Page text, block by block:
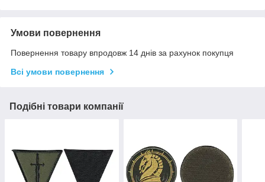
Умови повернення
Повернення товару впродовж 14 днів за рахунок покупця
Всі умови повернення
Подібні товари компанії